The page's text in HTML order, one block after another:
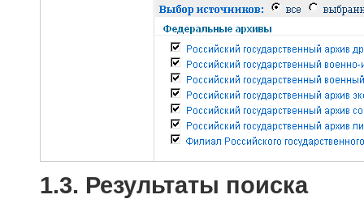
1.3. Результаты поиска